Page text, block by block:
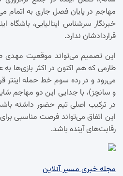
مهاجم در پایان فصل جاری به اتمام
خبرنگار سرشناس ایتالیایی، باشگاه
قراردادشان ندارد.
این تصمیم می‌تواند موقعیت مهدی
طارمی که هم اکنون در اکثر بازی‌ها
می‌رود و در رده سوم خط حمله اینتر قرار
و سانچز)، با جدایی این دو مهاجم
در ترکیب اصلی تیم حضور داشته
این اتفاق می‌تواند فرصت مناسبی
رقابت‌های آینده باشد.
مجله خبری مسیر آنلاین